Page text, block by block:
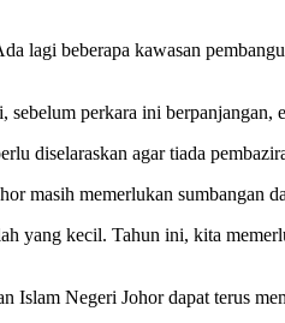
lagi beberapa kawasan
perkara ini berpanjangan,
diselaraskan agar tiada
masih memerlukan sumbangan
yang kecil. Tahun ini, kita
Negeri Johor dapat terus